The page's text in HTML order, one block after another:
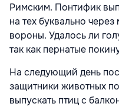
Римским. Понтифик
на тех буквально
вороны. Удалось ли
так как пернатые
На следующий день
защитники животных
выпускать птиц с